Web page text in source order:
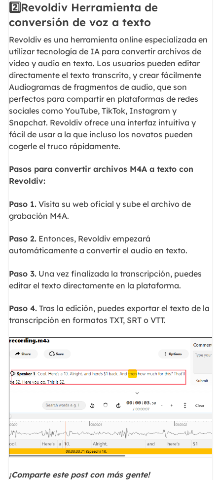
2️⃣Revoldiv Herramienta de
conversión de voz a texto
Revoldiv es una herramienta online especializada en
utilizar tecnología de IA para convertir archivos de
vídeo y audio en texto. Los usuarios pueden editar
directamente el texto transcrito, y crear fácilmente
Audiogramas de fragmentos de audio, que son
perfectos para compartir en plataformas de redes
sociales como YouTube, TikTok, Instagram y
Snapchat. Revoldiv ofrece una interfaz intuitiva y
fácil de usar a la que incluso los novatos pueden
cogerle el truco rápidamente.
Pasos para convertir archivos M4A a texto con
Revoldiv:
Paso 1.Visita su web oficial y sube el archivo de
grabación M4A.
Paso 2.Entonces, Revoldiv empezará
automáticamente a convertir el audio en texto.
Paso 3.Una vez finalizada la transcripción, puedes
editar el texto directamente en la plataforma.
Paso 4.Tras la edición, puedes exportar el texto de la
transcripción en formatos TXT, SRT o VTT.
¡Comparte este post con más gente!